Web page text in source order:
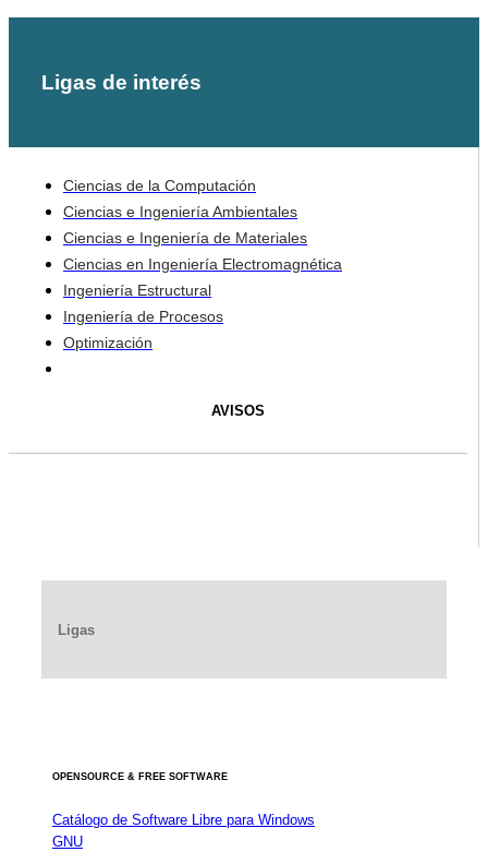
Ligas de interés
Ciencias de la Computación
Ciencias e Ingeniería Ambientales
Ciencias e Ingeniería de Materiales
Ciencias en Ingeniería Electromagnética
Ingeniería Estructural
Ingeniería de Procesos
Optimización
AVISOS
Ligas
OPENSOURCE & FREE SOFTWARE
Catálogo de Software Libre para Windows
GNU